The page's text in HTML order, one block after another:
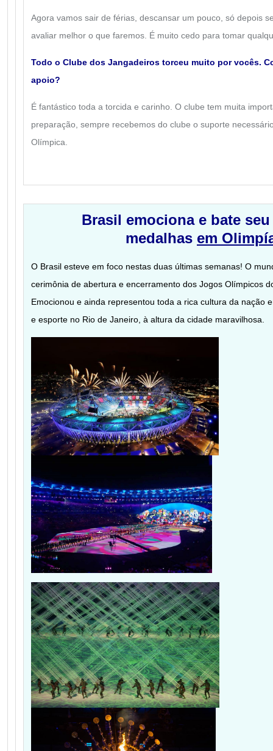
Agora vamos sair de férias, descansar um pouco, só depois
avaliar melhor o que faremos. É muito cedo para tomar
Todo o Clube dos Jangadeiros torceu muito por vocês.
apoio?
É fantástico toda a torcida e carinho. O clube tem muita
preparação, sempre recebemos do clube o suporte
Olímpica.
Brasil emociona e bate
medalhas em
O Brasil esteve em foco nestas duas últimas semanas! O
cerimônia de abertura e encerramento dos Jogos Olímpicos
Emocionou e ainda representou toda a rica cultura da nação
e esporte no Rio de Janeiro, à altura da cidade maravilhosa.